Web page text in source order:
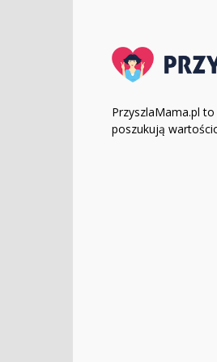
PrzyszlaMama.pl
poszukują